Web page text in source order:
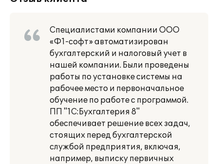
Специалистами компании ООО
«Ф1-софт» автоматизирован
бухгалтерский и налоговый учет в
нашей компании. Были проведены
работы по установке системы на
рабочее место и первоначальное
обучение по работе с программой.
ПП "1С:Бухгалтерия 8"
обеспечивает решение всех задач,
стоящих перед бухгалтерской
службой предприятия, включая,
например, выписку первичных